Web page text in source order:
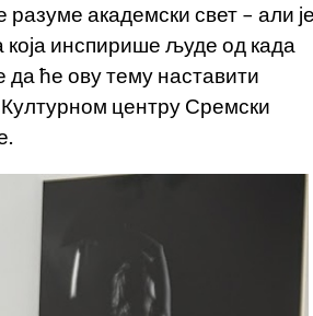
академски свет – али
инспирише људе од када
да ће ову тему наставити
центру Сремски